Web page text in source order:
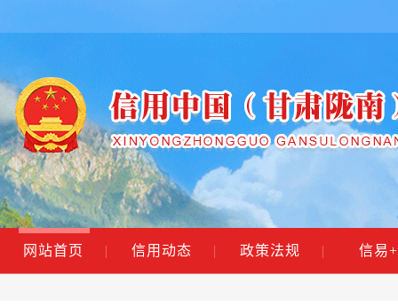
网站首页 | 信用动态 | 政策法规 | 信易+